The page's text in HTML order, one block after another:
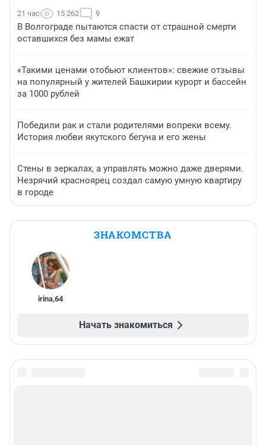
21 час 15 262 9
В Волгограде пытаются спасти от страшной смерти
оставшихся без мамы ежат
«Такими ценами отобьют клиентов»: свежие отзывы
на популярный у жителей Башкирии курорт и бассейн
за 1000 рублей
Победили рак и стали родителями вопреки всему.
История любви якутского бегуна и его жены
Стены в зеркалах, а управлять можно даже дверями.
Незрячий красноярец создал самую умную квартиру
в городе
ЗНАКОМСТВА
irina,64
Начать знакомиться